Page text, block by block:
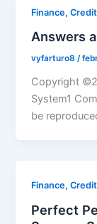
Finance, Credit
Answers
vyfarturo8/
Copyright
System1
be
Finance, Credit
Perfect